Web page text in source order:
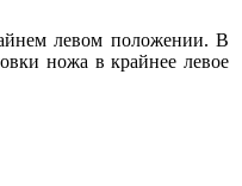
левом положении. В
ножа в крайнее левое